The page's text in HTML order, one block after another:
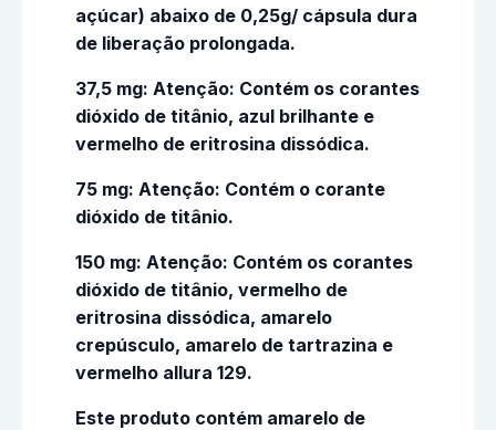
açúcar) abaixo de 0,25g/ cápsula dura
de liberação prolongada.
37,5 mg: Atenção: Contém os corantes
dióxido de titânio, azul brilhante e
vermelho de eritrosina dissódica.
75 mg: Atenção: Contém o corante
dióxido de titânio.
150 mg: Atenção: Contém os corantes
dióxido de titânio, vermelho de
eritrosina dissódica, amarelo
crepúsculo, amarelo de tartrazina e
vermelho allura 129.
Este produto contém amarelo de